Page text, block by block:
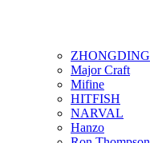
ZHONGDING
Major Craft
Mifine
HITFISH
NARVAL
Hanzo